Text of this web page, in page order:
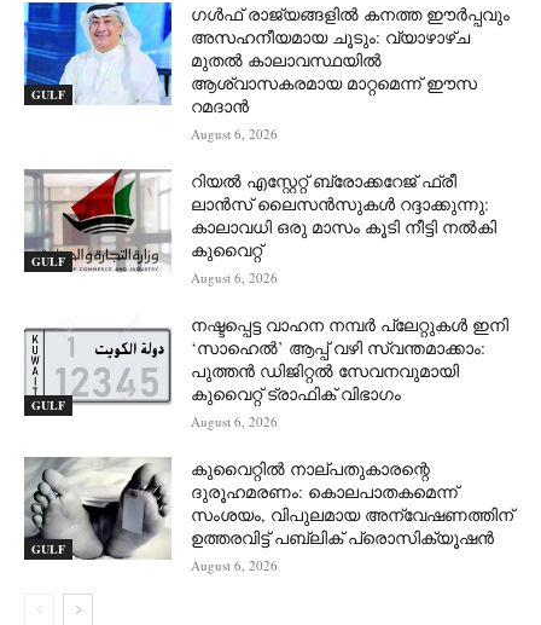
GULF
ഗൾഫ് രാജ്യങ്ങളിൽ കനത്ത ഈർപ്പവും
അസഹനീയമായ ചൂടും: വ്യാഴാഴ്ച
മുതൽ കാലാവസ്ഥയിൽ
ആശ്വാസകരമായ മാറ്റമെന്ന് ഈസ
റമദാൻ
August 6, 2026
GULF
റിയൽ എസ്റ്റേറ്റ് ബ്രോക്കറേജ് ഫ്രീ
ലാൻസ് ലൈസൻസുകൾ റദ്ദാക്കുന്നു:
കാലാവധി ഒരു മാസം കൂടി നീട്ടി നൽകി
കുവൈറ്റ്
August 6, 2026
GULF
നഷ്ടപ്പെട്ട വാഹന നമ്പർ പ്ലേറ്റുകൾ ഇനി
‘സാഹെൽ’ ആപ്പ് വഴി സ്വന്തമാക്കാം:
പുത്തൻ ഡിജിറ്റൽ സേവനവുമായി
കുവൈറ്റ് ട്രാഫിക് വിഭാഗം
August 6, 2026
GULF
കുവൈറ്റിൽ നാല്പതുകാരന്റെ
ദുരൂഹമരണം: കൊലപാതകമെന്ന്
സംശയം, വിപുലമായ അന്വേഷണത്തിന്
ഉത്തരവിട്ട് പബ്ലിക് പ്രൊസിക്യൂഷൻ
August 6, 2026